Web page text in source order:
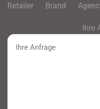
Retailer Brand
Ihre